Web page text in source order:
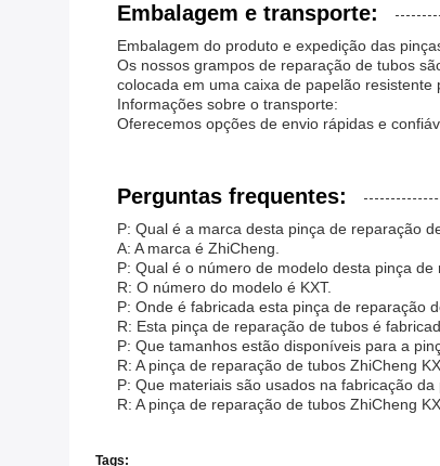
Embalagem e transporte:
Embalagem do produto e expedição das
Os nossos grampos de reparação de tubos
colocada em uma caixa de papelão
Informações sobre o transporte:
Oferecemos opções de envio rápidas e
Perguntas frequentes:
P: Qual é a marca desta pinça de reparação
A: A marca é ZhiCheng.
P: Qual é o número de modelo desta pinça
R: O número do modelo é KXT.
P: Onde é fabricada esta pinça de reparação
R: Esta pinça de reparação de tubos é
P: Que tamanhos estão disponíveis para a
R: A pinça de reparação de tubos ZhiCheng
P: Que materiais são usados na fabricação
R: A pinça de reparação de tubos ZhiCheng
Tags: